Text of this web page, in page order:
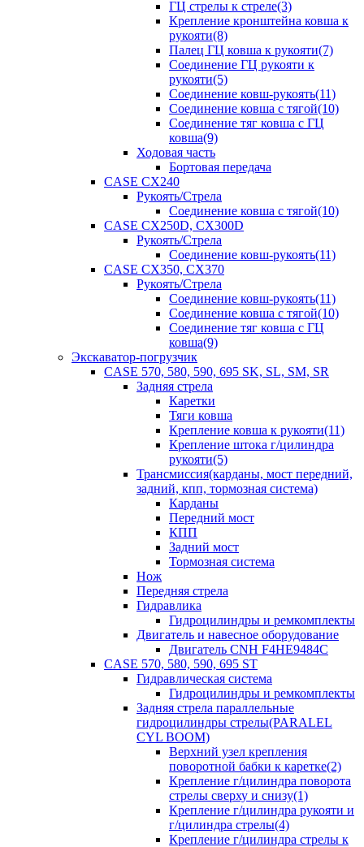
ГЦ стрелы к стреле(3)
Крепление кронштейна ковша к
рукояти(8)
Палец ГЦ ковша к рукояти(7)
Соединение ГЦ рукояти к
рукояти(5)
Соединение ковш-рукоять(11)
Соединение ковша с тягой(10)
Соединение тяг ковша с ГЦ
ковша(9)
Ходовая часть
Бортовая передача
CASE CX240
Рукоять/Стрела
Соединение ковша с тягой(10)
CASE CX250D, CX300D
Рукоять/Стрела
Соединение ковш-рукоять(11)
CASE CX350, CX370
Рукоять/Стрела
Соединение ковш-рукоять(11)
Соединение ковша с тягой(10)
Соединение тяг ковша с ГЦ
ковша(9)
Экскаватор-погрузчик
CASE 570, 580, 590, 695 SK, SL, SM, SR
Задняя стрела
Каретки
Тяги ковша
Крепление ковша к рукояти(11)
Крепление штока г/цилиндра
рукояти(5)
Трансмиссия(карданы, мост передний,
задний, кпп, тормозная система)
Карданы
Передний мост
КПП
Задний мост
Тормозная система
Нож
Передняя стрела
Гидравлика
Гидроцилиндры и ремкомплекты
Двигатель и навесное оборудование
Двигатель CNH F4HE9484C
CASE 570, 580, 590, 695 ST
Гидравлическая система
Гидроцилиндры и ремкомплекты
Задняя стрела параллельные
гидроцилиндры стрелы(PARALEL
CYL BOOM)
Верхний узел крепления
поворотной бабки к каретке(2)
Крепление г/цилиндра поворота
стрелы сверху и снизу(1)
Крепление г/цилиндра рукояти и
г/цилиндра стрелы(4)
Крепление г/цилиндра стрелы к